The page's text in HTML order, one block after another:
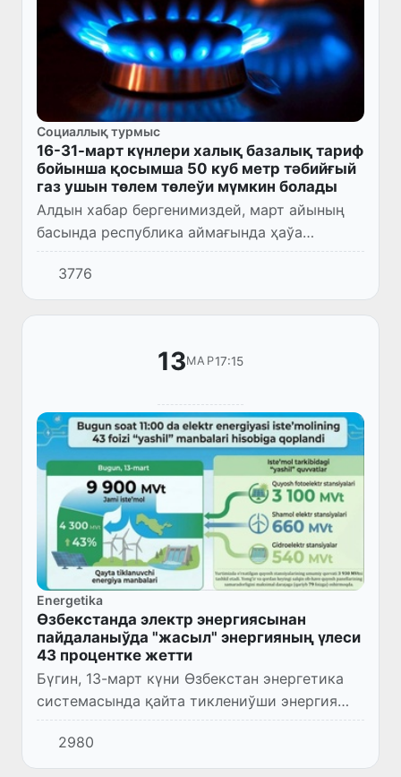
Социаллық турмыс
16-31-март күнлери халық базалық тариф
бойынша қосымша 50 куб метр тәбийғый
газ ушын төлем төлеўи мүмкин болады
Алдын хабар бергенимиздей, март айының
басында республика аймағында ҳаўа
райының кескин суўытыўы себепли ыссылық
мәўсими ушын белгиленген тәбийғый газден
пайдаланыўдың айлық базалы...
3776
13МАР17:15
Energetika
Өзбекстанда электр энергиясынан
пайдаланыўда "жасыл" энергияның үлеси
43 процентке жетти
Бүгин, 13-март күни Өзбекстан энергетика
системасында қайта тиклениўши энергия
дәреклери (ҚТЭ) үлеси бойынша және бир
рекорд жағдайы жүзеге келди.
2980